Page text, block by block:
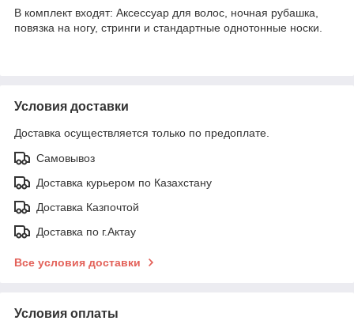
В комплект входят: Аксессуар для волос, ночная рубашка,
повязка на ногу, стринги и стандартные однотонные носки.
Условия доставки
Доставка осуществляется только по предоплате.
Самовывоз
Доставка курьером по Казахстану
Доставка Казпочтой
Доставка по г.Актау
Все условия доставки
Условия оплаты